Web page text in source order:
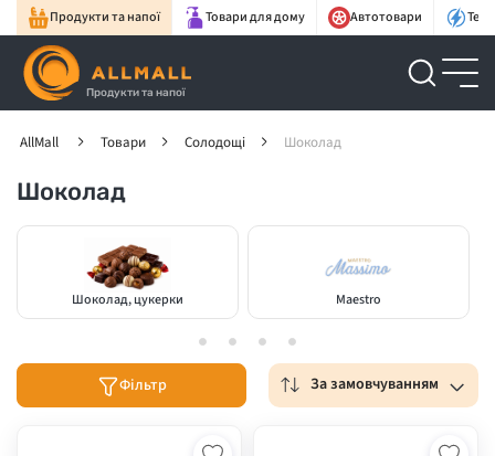
Продукти та напої Товари для дому Автотовари
Продукти та напої
AllMall Товари Солодощі Шоколад
Шоколад
Шоколад, цукерки Maestro
Фільтр За замовчуванням